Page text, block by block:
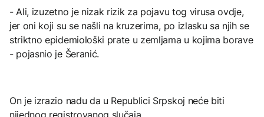
- Ali, izuzetno je nizak rizik za pojavu tog virusa ovdje,
jer oni koji su se našli na kruzerima, po izlasku sa njih se
striktno epidemiološki prate u zemljama u kojima borave
- pojasnio je Šeranić.
On je izrazio nadu da u Republici Srpskoj neće biti
nijednog registrovanog slučaja.